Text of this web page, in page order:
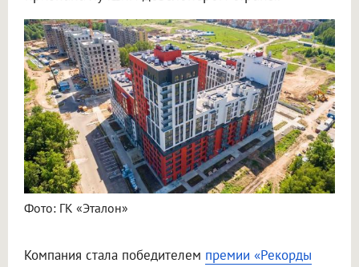
Фото: ГК «Эталон»
Компания стала победителем премии «Рекорды